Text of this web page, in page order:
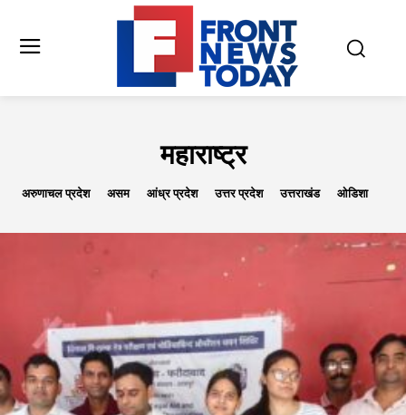
महाराष्ट्र
अरुणाचल प्रदेश असम आंध्र प्रदेश उत्तर प्रदेश उत्तराखंड ओडिशा